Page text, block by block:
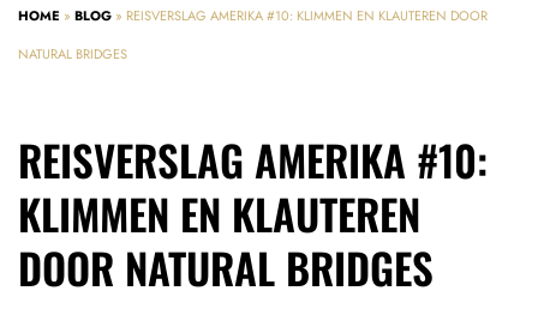
HOME » BLOG » REISVERSLAG AMERIKA #10: KLIMMEN EN KLAUTEREN DOOR
NATURAL BRIDGES
REISVERSLAG AMERIKA #10:
KLIMMEN EN KLAUTEREN
DOOR NATURAL BRIDGES